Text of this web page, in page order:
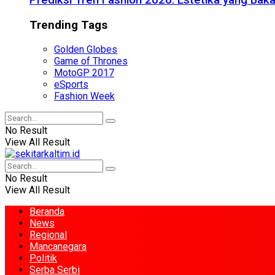
Trending Tags
Golden Globes
Game of Thrones
MotoGP 2017
eSports
Fashion Week
No Result
View All Result
No Result
View All Result
Beranda
News
Regional
Mancanegara
Politik
Serba Serbi